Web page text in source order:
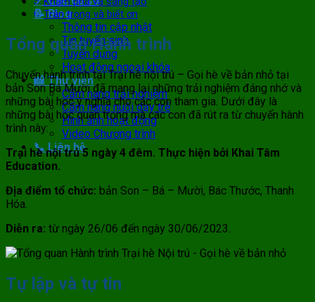
📝 Blog
Thông tin cập nhật
Tin tuyển sinh
Tuyển dụng
Hoạt động ngoại khóa
📸 Thư viện
Cẩm nang trải nghiệm
Cẩm nang nuôi dạy trẻ
Hình ảnh hoạt động
Video Chương trình
📞 Liên hệ
Trân trọng và biết ơn
Tổng quan Hành trình
Chuyến hành trình tại Trại hè nội trú – Gọi hè về bản nhỏ tại
bản Son Bá Mười đã mang lại những trải nghiệm đáng nhớ và
những bài học ý nghĩa cho các con tham gia. Dưới đây là
những bài học quan trọng mà các con đã rút ra từ chuyến hành
trình này:
Trại hè nội trú 5 ngày 4 đêm. Thực hiện bởi Khai Tâm
Education.
Địa điểm tổ chức: bản Son – Bá – Mười, Bác Thước, Thanh
Hóa.
Diễn ra: từ ngày 26/06 đến ngày 30/06/2023.
Tự lập và tự tin